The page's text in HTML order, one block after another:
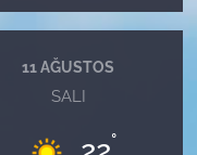
11 AĞUSTOS
SALI
°